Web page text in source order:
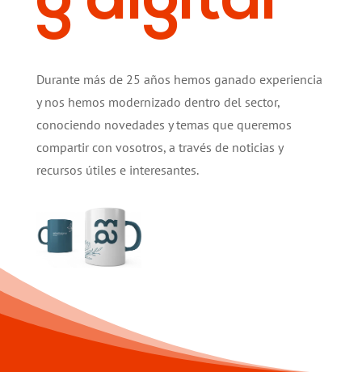
Durante más de 25 años hemos ganado experiencia
y nos hemos modernizado dentro del sector,
conociendo novedades y temas que queremos
compartir con vosotros, a través de noticias y
recursos útiles e interesantes.